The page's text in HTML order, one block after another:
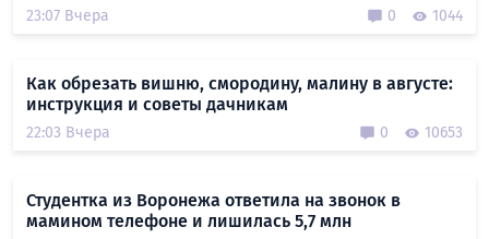
23:07 Вчера 0 1044
Как обрезать вишню, смородину, малину в августе:
инструкция и советы дачникам
22:03 Вчера 0 10653
Студентка из Воронежа ответила на звонок в
мамином телефоне и лишилась 5,7 млн